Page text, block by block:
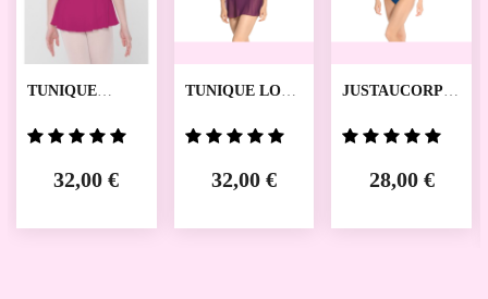
TUNIQUE
WEAR MOI
32,00 €
TUNIQUE LOLA
32,00 €
JUSTAUCORPS
VOUS
28,00 €